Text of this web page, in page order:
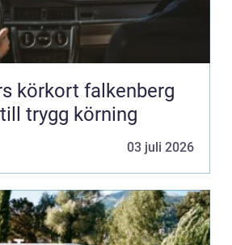
körkort falkenberg
trygg körning
03 juli 2026